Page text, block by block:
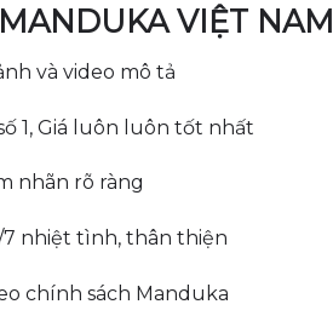
VIỆT NAM
và video mô tả
1, Giá luôn luôn tốt nhất
nhãn rõ ràng
nhiệt tình, thân thiện
chính sách Manduka